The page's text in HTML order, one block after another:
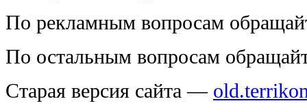
По рекламным вопросам
По остальным вопросам
Старая версия сайта —